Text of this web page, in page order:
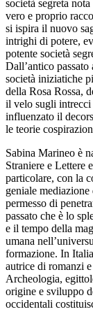
società segreta
vero e proprio
si ispira il nuovo
intrighi di potere,
potente società
Dall’antico
società iniziatiche
della Rosa Rossa,
il velo sugli
influenzato il
le teorie
Sabina Marineo è
Straniere e Lettere
particolare, con la
geniale
permesso di
passato che è lo
e il tempo della
umana
formazione. In
autrice di romanzi
Archeologia,
origine e sviluppo
occidentali